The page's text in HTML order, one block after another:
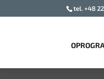
tel. +48